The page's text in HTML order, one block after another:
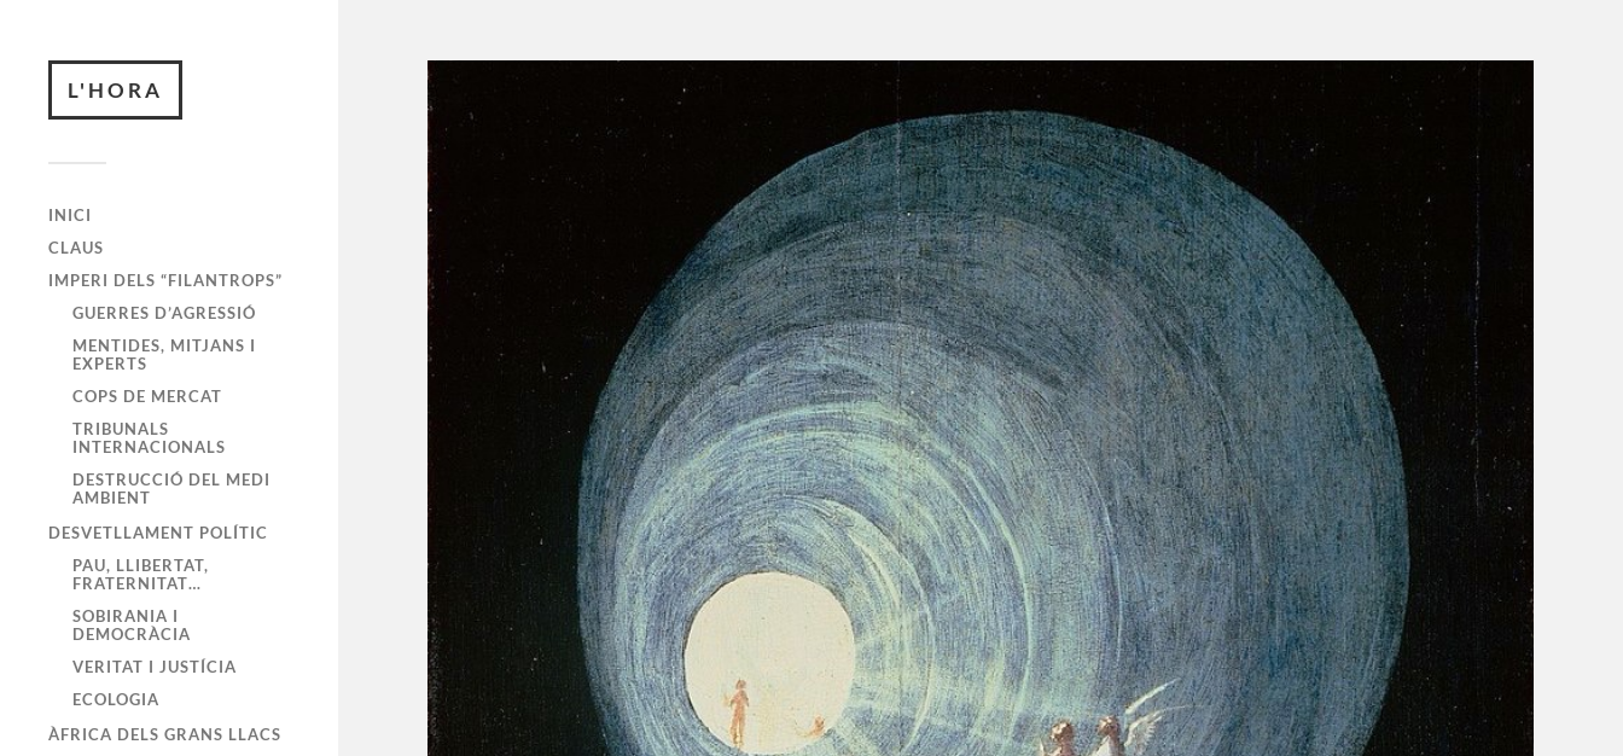
L'HORA
INICI
CLAUS
IMPERI DELS “FILANTROPS”
GUERRES D’AGRESSIÓ
MENTIDES, MITJANS I
EXPERTS
COPS DE MERCAT
TRIBUNALS
INTERNACIONALS
DESTRUCCIÓ DEL MEDI
AMBIENT
DESVETLLAMENT POLÍTIC
PAU, LLIBERTAT,
FRATERNITAT…
SOBIRANIA I
DEMOCRÀCIA
VERITAT I JUSTÍCIA
ECOLOGIA
ÀFRICA DELS GRANS LLACS